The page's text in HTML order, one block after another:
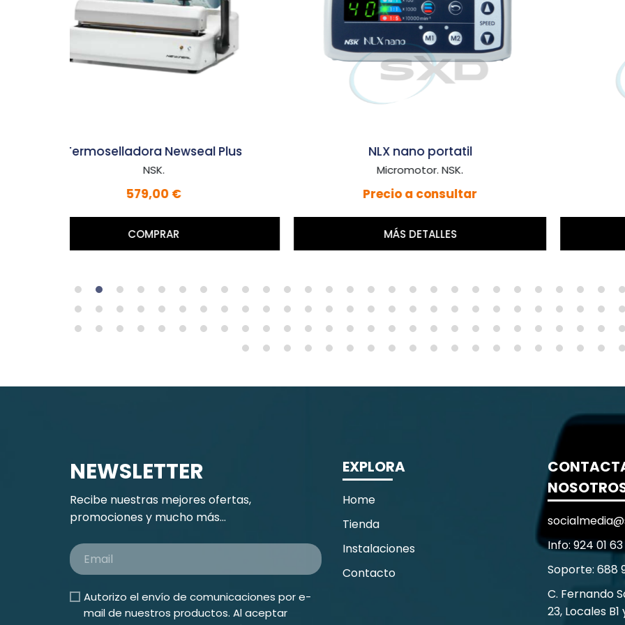
NLX nano portatil
Micromotor. NSK.
Precio a consultar
MÁS DETALLES
Osseo 100
Osteointegración. NSK.
1,479,00 €
COMPRAR
NEWSLETTER
Recibe nuestras mejores ofertas,
promociones y mucho más...
Autorizo el envío de comunicaciones por e-
mail de nuestros productos. Al aceptar
EXPLORA
Home
Tienda
Instalaciones
Contacto
Info: 924 01
Soporte: 688
C. Fernando
23, Locales B1